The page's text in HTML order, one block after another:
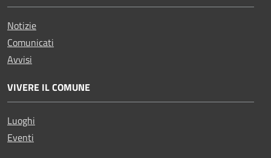
Notizie
Comunicati
Avvisi
VIVERE IL COMUNE
Luoghi
Eventi